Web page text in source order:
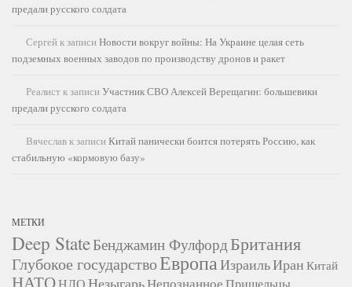
предали русского солдата
Сергей к записи Новости вокруг войны: На Украине целая сеть
подземных военных заводов по производству дронов и ракет
Реалистк записи Участник СВО Алексей Верещагин: большевики
предали русского солдата
Вячеславк записи Китай панически боится потерять Россию, как
стабильную «кормовую базу»
МЕТКИ
Deep StateБенджамин ФулфордБритания
Глубокое государствоЕвропаИзраильИран Китай
НАТОНЛОНезыгарь